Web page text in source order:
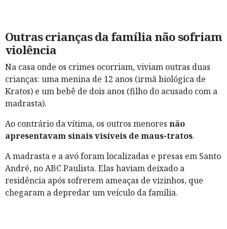
Outras crianças da família não sofriam
violência
Na casa onde os crimes ocorriam, viviam outras duas
crianças: uma menina de 12 anos (irmã biológica de
Kratos) e um bebê de dois anos (filho do acusado com a
madrasta).
Ao contrário da vítima, os outros menores não
apresentavam sinais visíveis de maus-tratos.
A madrasta e a avó foram localizadas e presas em Santo
André, no ABC Paulista. Elas haviam deixado a
residência após sofrerem ameaças de vizinhos, que
chegaram a depredar um veículo da família.